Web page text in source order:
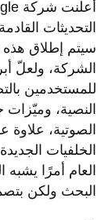
سيتم إطلاق
الشركة، ولعلّ
للمستخدمين
النصية،
الصوتية،
الخلفيات
العام أمرًا
البحث ولكن